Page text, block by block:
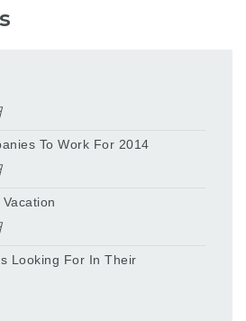
To Work For 2014
Looking For In Their